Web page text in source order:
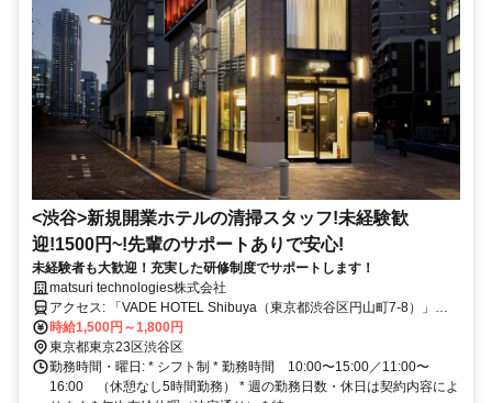
<渋谷>新規開業ホテルの清掃スタッフ!未経験歓
迎!1500円~!先輩のサポートありで安心!
未経験者も大歓迎！充実した研修制度でサポートします！
matsuri technologies株式会社
アクセス: 「VADE HOTEL Shibuya（東京都渋谷区円山町7-8）」
※2026年9月30日開業予定 〒150-0044 東京都渋谷区円山町７−８
※VADE HOTEL Shibuya開業前は、当社が運営するホテル（上野・
浅草・新橋・品川エリア）での勤務も可能です
時給1,500円～1,800円
東京都東京23区渋谷区
勤務時間・曜日: * シフト制 * 勤務時間 10:00〜15:00／11:00〜
16:00 （休憩なし5時間勤務） * 週の勤務日数・休日は契約内容によ